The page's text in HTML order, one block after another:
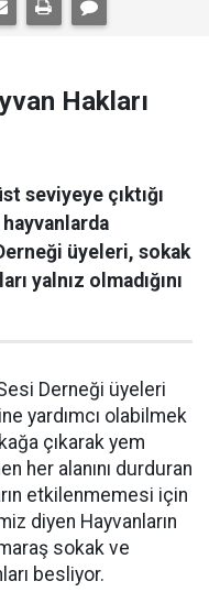
Hakları
seviyeye çıktığı
üyeleri, sokak
yalnız olmadığını
Derneği üyeleri
yardımcı olabilmek
çıkarak yem
her alanını durduran
etkilenmemesi için
diyen Hayvanların
sokak ve
besliyor.